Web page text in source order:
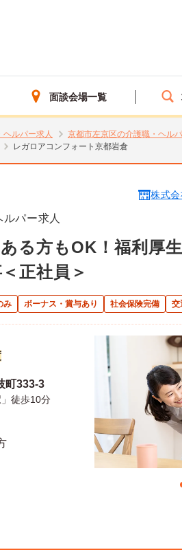
面談会場一覧
ヘルパー求人
京都市左京区の介護職・ヘル
レガロアコンフォート京都岩倉
株式
パー求人
る方もOK！福利厚
正社員＞
み ボーナス・賞与あり 社会保険完備 交
町333-3
徒歩10分